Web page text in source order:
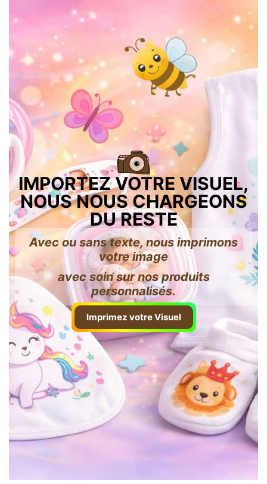
IMPORTEZ VOTRE VISUEL,
NOUS NOUS CHARGEONS
DU RESTE
Avec ou sans texte, nous imprimons
votre image
avec soin sur nos produits
personnalisés.
Imprimez votre Visuel